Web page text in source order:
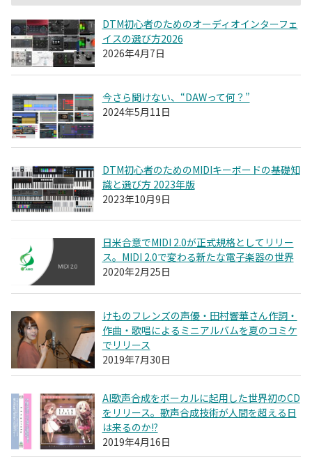
DTM初心者のためのオーディオインターフェ
イスの選び方2026
2026年4月7日
今さら聞けない、“DAWって何？”
2024年5月11日
DTM初心者のためのMIDIキーボードの基礎知
識と選び方 2023年版
2023年10月9日
日米合意でMIDI 2.0が正式規格としてリリー
ス。MIDI 2.0で変わる新たな電子楽器の世界
2020年2月25日
けものフレンズの声優・田村響華さん作詞・
作曲・歌唱によるミニアルバムを夏のコミケ
でリリース
2019年7月30日
AI歌声合成をボーカルに起用した世界初のCD
をリリース。歌声合成技術が人間を超える日
は来るのか!?
2019年4月16日